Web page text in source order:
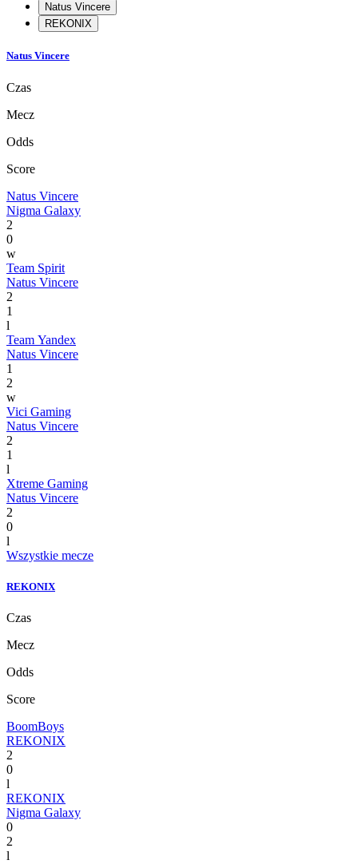
Natus Vincere
REKONIX
Natus Vincere
Czas
Mecz
Odds
Score
Natus Vincere
Nigma Galaxy
2
0
w
Team Spirit
Natus Vincere
2
1
l
Team Yandex
Natus Vincere
1
2
w
Vici Gaming
Natus Vincere
2
1
l
Xtreme Gaming
Natus Vincere
2
0
l
Wszystkie mecze
REKONIX
Czas
Mecz
Odds
Score
BoomBoys
REKONIX
2
0
l
REKONIX
Nigma Galaxy
0
2
l